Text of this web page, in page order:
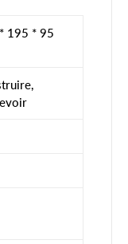
195 * 95